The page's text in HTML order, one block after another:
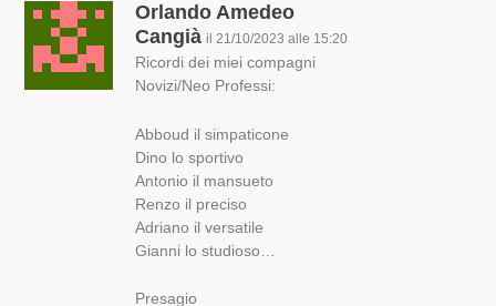
Orlando Amedeo
Cangià il 21/10/2023 alle 15:20
Ricordi dei miei compagni
Novizi/Neo Professi:
Abboud il simpaticone
Dino lo sportivo
Antonio il mansueto
Renzo il preciso
Adriano il versatile
Gianni lo studioso…
Presagio